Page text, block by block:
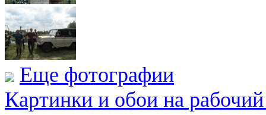
Еще фотографии
Картинки и обои на